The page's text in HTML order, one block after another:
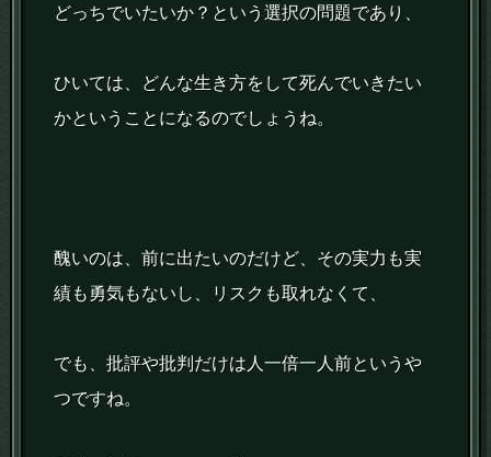
どっちでいたいか？という選択の問題であり、
ひいては、どんな生き方をして死んでいきたい
かということになるのでしょうね。
醜いのは、前に出たいのだけど、その実力も実
績も勇気もないし、リスクも取れなくて、
でも、批評や批判だけは人一倍一人前というや
つですね。